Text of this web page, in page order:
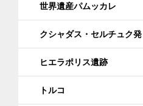
世界遺産パムッカレ
クシャダス・セルチュク発
ヒエラポリス遺跡
トルコ